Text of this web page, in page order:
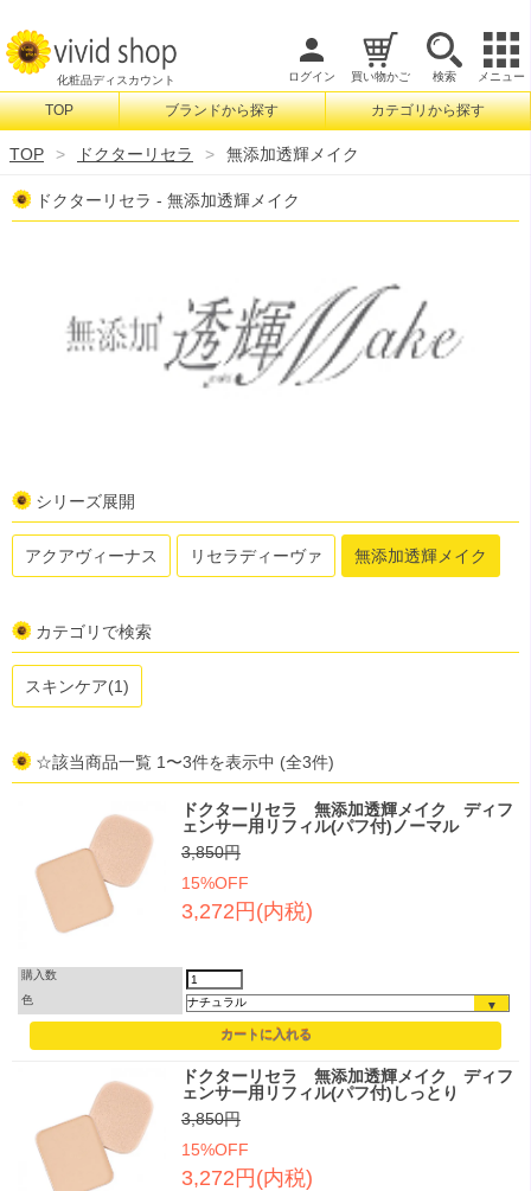
化粧品ディスカウント ログイン 買い物かご 検索 メニュー
検索
TOP ブランドから探す カテゴリから探す
TOP ドクターリセラ 無添加透輝メイク
ドクターリセラ - 無添加透輝メイク
シリーズ展開
アクアヴィーナス リセラディーヴァ 無添加透輝メイク
カテゴリで検索
スキンケア(1)
☆該当商品一覧 1〜3件を表示中 (全3件)
ドクターリセラ 無添加透輝メイク ディフ
ェンサー用リフィル(パフ付)ノーマル
3,850円
15%OFF
3,272円(内税)
購入数
色
ドクターリセラ 無添加透輝メイク ディフ
ェンサー用リフィル(パフ付)しっとり
3,850円
15%OFF
3,272円(内税)